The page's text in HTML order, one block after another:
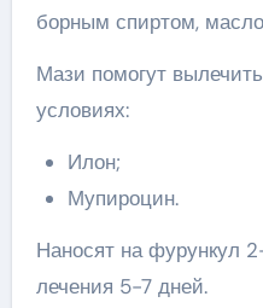
борным спиртом,
Мази помогут
условиях:
Илон;
Мупироцин.
Наносят на фурункул
лечения 5-7 дней.